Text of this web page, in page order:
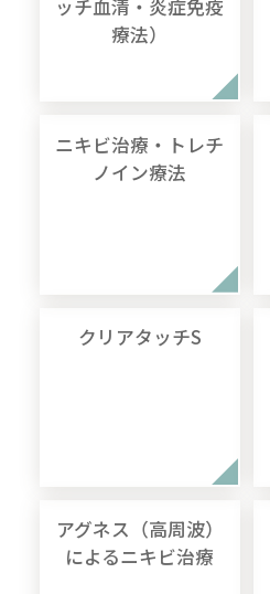
ッチ血清・炎症免疫
療法）
ニキビ治療・トレチ
ノイン療法
クリアタッチS
アグネス（高周波）
によるニキビ治療